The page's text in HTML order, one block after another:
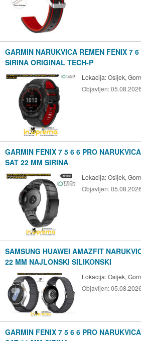
GARMIN NARUKVICA REMEN FENIX 7
SIRINA ORIGINAL TECH-P
Lokacija:Osijek,
Objavljen:
GARMIN FENIX 7 5 6 6 PRO
SAT 22 MM SIRINA
Lokacija:Osijek,
Objavljen:
SAMSUNG HUAWEI AMAZFIT
22 MM NAJLONSKI SILIKONSKI
Lokacija:Osijek,
Objavljen:
GARMIN FENIX 7 5 6 6 PRO